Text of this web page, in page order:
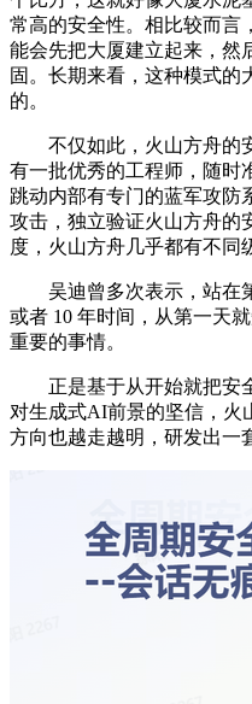
常高的安全性。相比较而言
能会先把大厦建立起来，然
固。长期来看，这种模式的
的。
不仅如此，火山方舟的安
有一批优秀的工程师，随时
跳动内部有专门的蓝军攻防
攻击，独立验证火山方舟的
度，火山方舟几乎都有不同
吴迪曾多次表示，站在
或者 10 年时间，从第一天
重要的事情。
正是基于从开始就把安全
对生成式AI前景的坚信，火
方向也越走越明，研发出一